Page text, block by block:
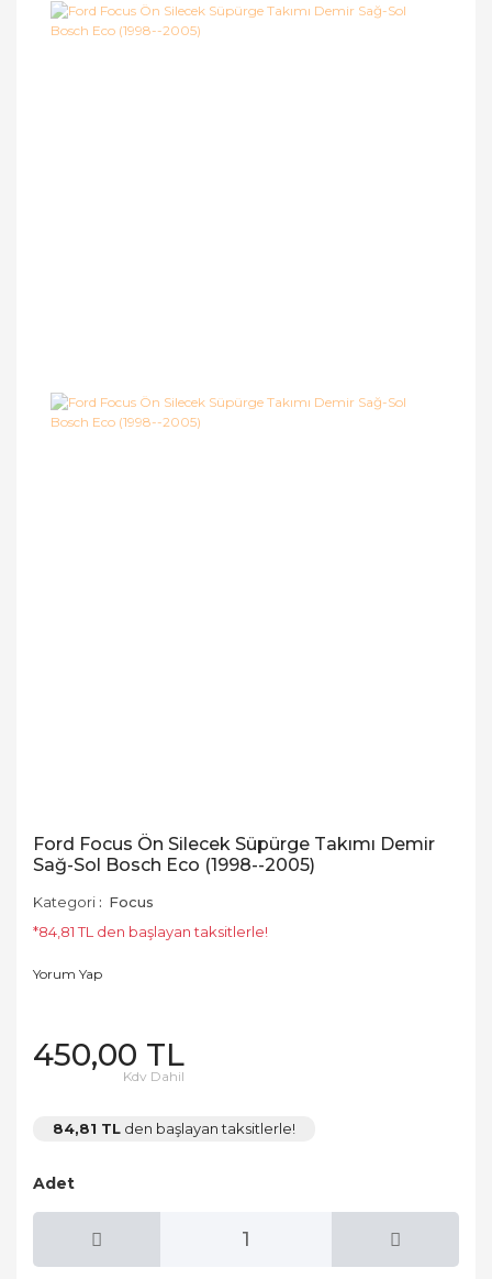
Ford Focus Ön Silecek Süpürge Takımı Demir
Sağ-Sol Bosch Eco (1998--2005)
Kategori
Focus
*84,81 TL den başlayan taksitlerle!
Yorum Yap
450,00 TL
Kdv Dahil
84,81 TL den başlayan taksitlerle!
Adet